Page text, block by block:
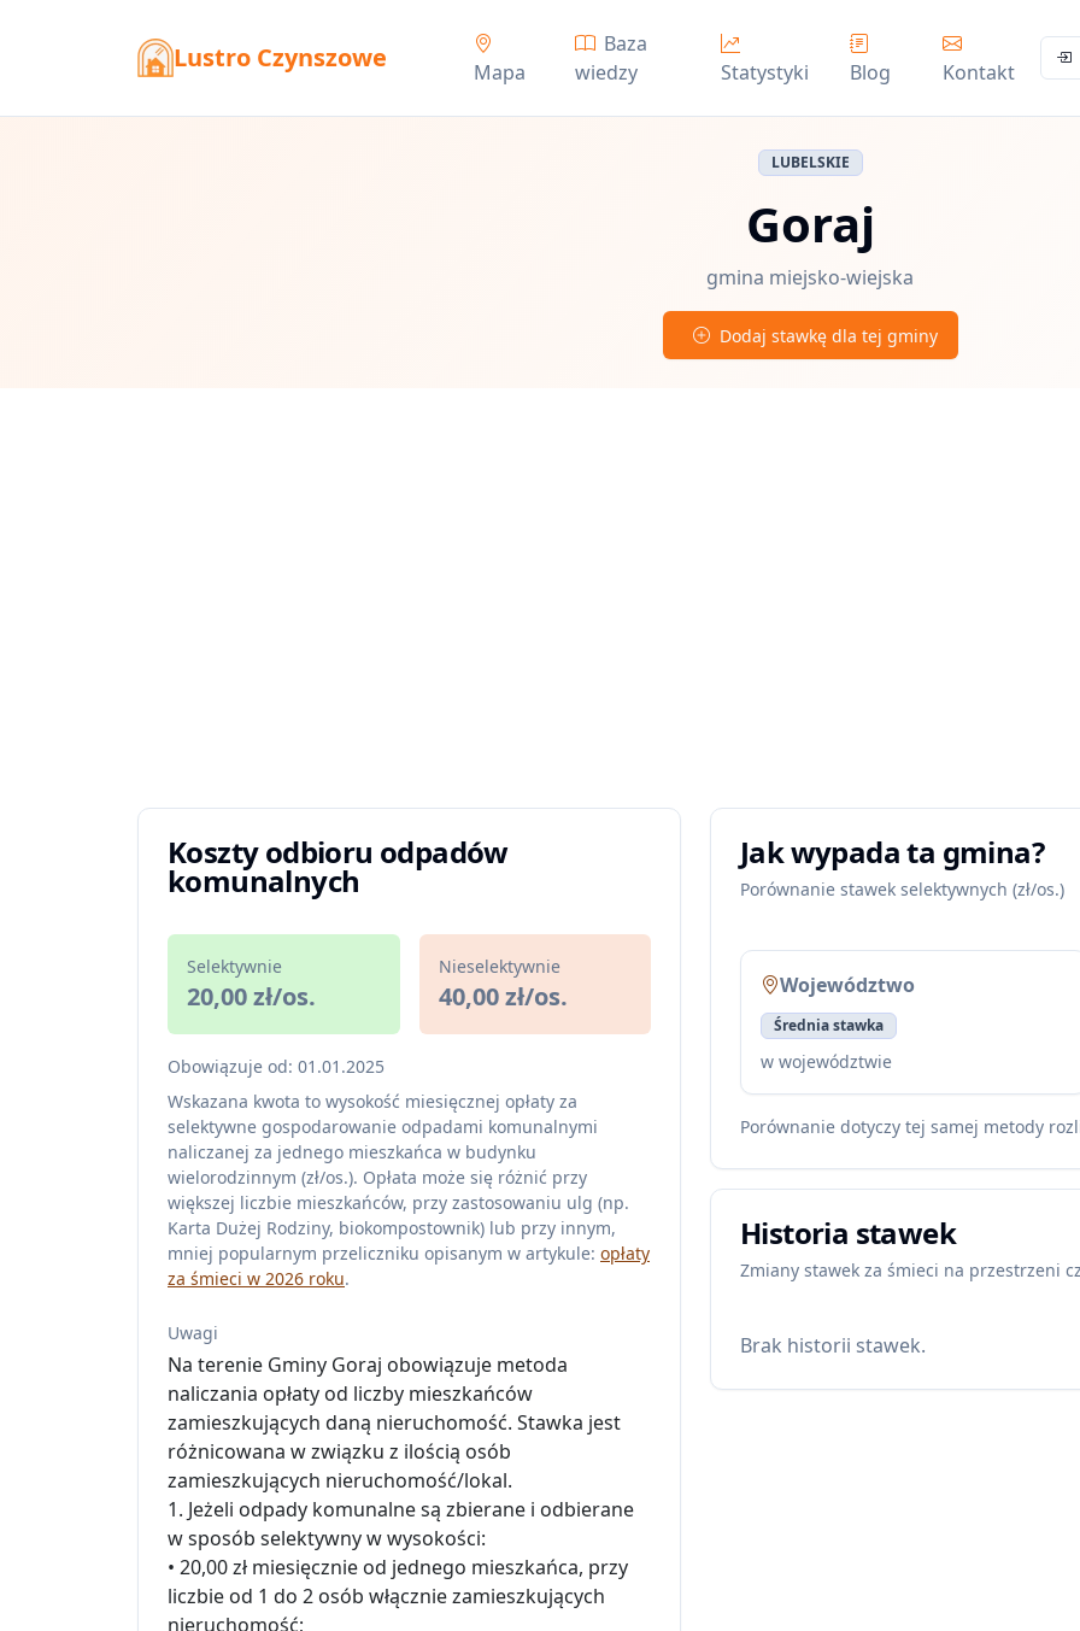
Lustro Czynszowe Mapa
Baza
wiedzy
Statystyki Blog Kontakt
LUBELSKIE
Goraj
gmina miejsko-wiejska
Dodaj stawkę dla tej gminy
Koszty odbioru odpadów
komunalnych
Selektywnie
20,00 zł/os.
Nieselektywnie
40,00 zł/os.
Obowiązuje od: 01.01.2025
Wskazana kwota to wysokość miesięcznej opłaty za
selektywne gospodarowanie odpadami komunalnymi
naliczanej za jednego mieszkańca w budynku
wielorodzinnym (zł/os.). Opłata może się różnić przy
większej liczbie mieszkańców, przy zastosowaniu ulg (np.
Karta Dużej Rodziny, biokompostownik) lub przy innym,
mniej popularnym przeliczniku opisanym w artykule: opłaty
za śmieci w 2026 roku.
Uwagi
Na terenie Gminy Goraj obowiązuje metoda
naliczania opłaty od liczby mieszkańców
zamieszkujących daną nieruchomość. Stawka jest
różnicowana w związku z ilością osób
zamieszkujących nieruchomość/lokal.
1. Jeżeli odpady komunalne są zbierane i odbierane
w sposób selektywny w wysokości:
• 20,00 zł miesięcznie od jednego mieszkańca, przy
liczbie od 1 do 2 osób włącznie zamieszkujących
nieruchomość;
Jak wypada ta gmina?
Porównanie stawek selektywnych (zł/os.)
Województwo
Średnia stawka
w województwie
Porównanie dotyczy tej samej metody
Historia stawek
Zmiany stawek za śmieci na przestrzeni
Brak historii stawek.